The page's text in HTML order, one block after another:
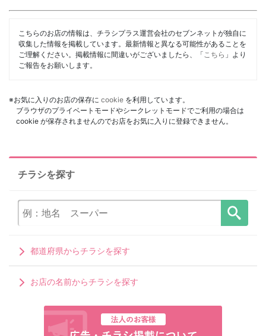
こちらのお店の情報は、チラシプラス運営会社のセブンネットが独自に
収集した情報を掲載しています。最新情報と異なる可能性があることを
ご理解ください。掲載情報に間違いがございましたら、「 こちら 」より
ご報告をお願いします。
※お気に入りのお店の保存に cookie を利用しています。
ブラウザのプライベートモードやシークレットモードでご利用の場合は
cookie が保存されませんのでお店をお気に入りに登録できません。
チラシを探す
都道府県からチラシを探す
お店の名前からチラシを探す